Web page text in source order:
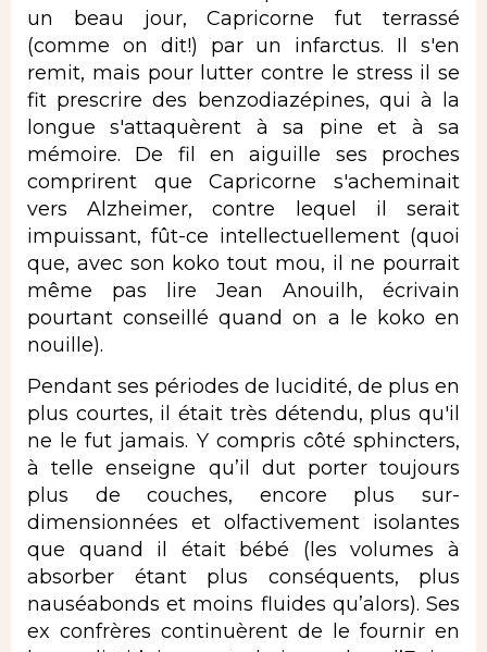
un beau jour, Capricorne fut terrassé
(comme on dit!) par un infarctus. Il s'en
remit, mais pour lutter contre le stress il se
fit prescrire des benzodiazépines, qui à la
longue s'attaquèrent à sa pine et à sa
mémoire. De fil en aiguille ses proches
comprirent que Capricorne s'acheminait
vers Alzheimer, contre lequel il serait
impuissant, fût-ce intellectuellement (quoi
que, avec son koko tout mou, il ne pourrait
même pas lire Jean Anouilh, écrivain
pourtant conseillé quand on a le koko en
nouille).
Pendant ses périodes de lucidité, de plus en
plus courtes, il était très détendu, plus qu'il
ne le fut jamais. Y compris côté sphincters,
à telle enseigne qu’il dut porter toujours
plus de couches, encore plus sur-
dimensionnées et olfactivement isolantes
que quand il était bébé (les volumes à
absorber étant plus conséquents, plus
nauséabonds et moins fluides qu’alors). Ses
ex confrères continuèrent de le fournir en